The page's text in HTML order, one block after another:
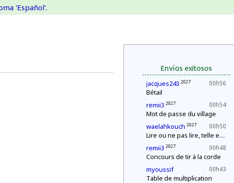
'Español'.
Envíos exitosos
00h56
jacques243 2027
Bétail
00h54
remii3 2027
Mot de passe du village
00h50
waelahkouch 2027
Lire ou ne pas lire, telle est la question
00h48
remii3 2027
Concours de tir à la corde
00h43
myoussif
Table de multiplication